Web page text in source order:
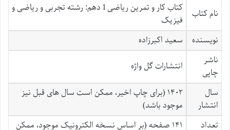
نام کتاب
کتاب کار و تمرین ریاضی 1 دهم: رشته تجربی و ریاضی و
فیزیک
نویسنده
سعید اکبرزاده
ناشر
چاپی
انتشارات گل واژه
سال
انتشار
۱۴۰۲ (برای چاپ اخیر، ممکن است سال های قبل نیز
موجود باشد)
تعداد
۱۴۱ صفحه (بر اساس نسخه الکترونیک موجود، ممکن